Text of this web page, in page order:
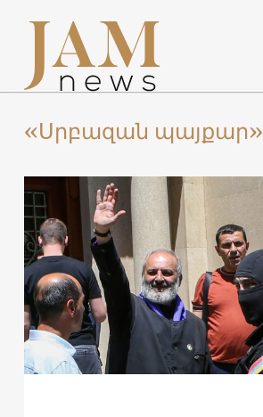
«Սրբազան պայքար»